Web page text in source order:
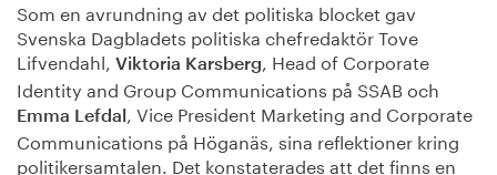
Som en avrundning av det politiska blocket gav
Svenska Dagbladets politiska chefredaktör Tove
Lifvendahl, Viktoria Karsberg, Head of Corporate
Identity and Group Communications på SSAB och
Emma Lefdal , Vice President Marketing and Corporate
Communications på Höganäs, sina reflektioner kring
politikersamtalen. Det konstaterades att det finns en